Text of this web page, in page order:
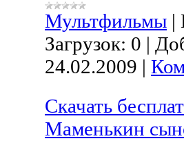
Мультфильмы |
Загрузок: 0 |
24.02.2009 |
Скачать
Маменькин